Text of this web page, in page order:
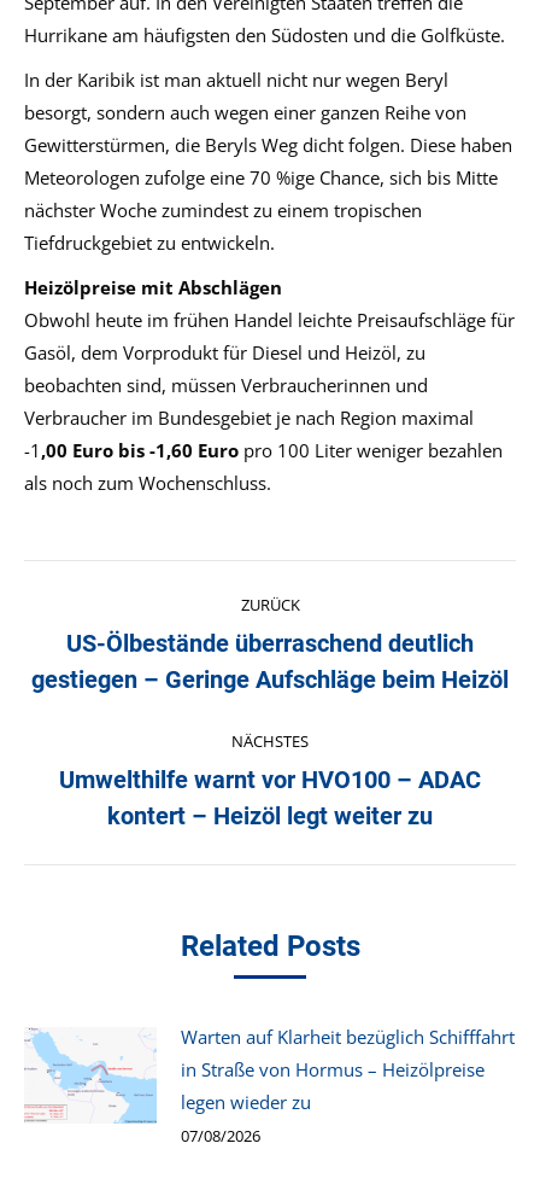
Hurrikane am häufigsten den Südosten und die Golfküste.
In der Karibik ist man aktuell nicht nur wegen Beryl
besorgt, sondern auch wegen einer ganzen Reihe von
Gewitterstürmen, die Beryls Weg dicht folgen. Diese haben
Meteorologen zufolge eine 70 %ige Chance, sich bis Mitte
nächster Woche zumindest zu einem tropischen
Tiefdruckgebiet zu entwickeln.
Heizölpreise mit Abschlägen
Obwohl heute im frühen Handel leichte Preisaufschläge für
Gasöl, dem Vorprodukt für Diesel und Heizöl, zu
beobachten sind, müssen Verbraucherinnen und
Verbraucher im Bundesgebiet je nach Region maximal
-1 ,00 Euro bis -1,60 Euro pro 100 Liter weniger bezahlen
als noch zum Wochenschluss.
Kommentarnavigation
ZURÜCK
Vorheriger
Beitrag:
US-Ölbestände überraschend deutlich
gestiegen – Geringe Aufschläge beim Heizöl
NÄCHSTES
Nächster
Beitrag:
Umwelthilfe warnt vor HVO100 – ADAC
kontert – Heizöl legt weiter zu
Related Posts
Warten auf Klarheit bezüglich Schifffahrt
in Straße von Hormus – Heizölpreise
legen wieder zu
07/08/2026